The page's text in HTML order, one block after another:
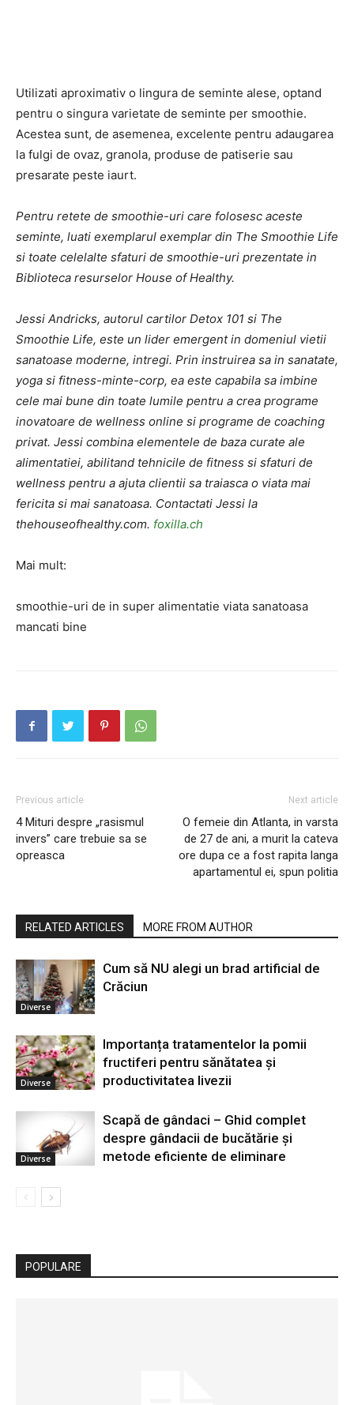
Utilizati aproximativ o lingura de seminte alese, optand
pentru o singura varietate de seminte per smoothie.
Acestea sunt, de asemenea, excelente pentru adaugarea
la fulgi de ovaz, granola, produse de patiserie sau
presarate peste iaurt.
Pentru retete de smoothie-uri care folosesc aceste
seminte, luati exemplarul exemplar din The Smoothie Life
si toate celelalte sfaturi de smoothie-uri prezentate in
Biblioteca resurselor House of Healthy.
Jessi Andricks, autorul cartilor Detox 101 si The
Smoothie Life, este un lider emergent in domeniul vietii
sanatoase moderne, intregi. Prin instruirea sa in sanatate,
yoga si fitness-minte-corp, ea este capabila sa imbine
cele mai bune din toate lumile pentru a crea programe
inovatoare de wellness online si programe de coaching
privat. Jessi combina elementele de baza curate ale
alimentatiei, abilitand tehnicile de fitness si sfaturi de
wellness pentru a ajuta clientii sa traiasca o viata mai
fericita si mai sanatoasa. Contactati Jessi la
thehouseofhealthy.com. foxilla.ch
Mai mult:
smoothie-uri de in super alimentatie viata sanatoasa
mancati bine
Previous article
4 Mituri despre „rasismul
invers” care trebuie sa se
opreasca
Next article
O femeie din Atlanta, in varsta
de 27 de ani, a murit la cateva
ore dupa ce a fost rapita langa
apartamentul ei, spun politia
RELATED ARTICLES MORE FROM AUTHOR
Diverse
Cum să NU alegi un brad artificial de
Crăciun
Diverse
Importanța tratamentelor la pomii
fructiferi pentru sănătatea și
productivitatea livezii
Diverse
Scapă de gândaci – Ghid complet
despre gândacii de bucătărie și
metode eficiente de eliminare
POPULARE